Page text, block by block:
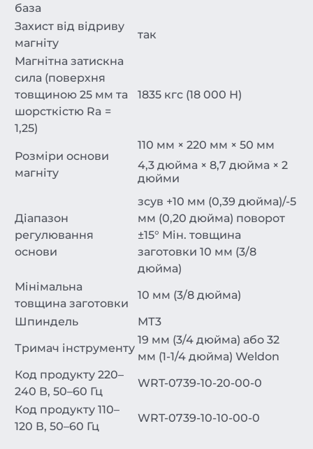
база
Захист від відриву
магніту
так
Магнітна затискна
сила (поверхня
товщиною 25 мм та
шорсткістю Ra =
1,25)
1835 кгс (18 000 Н)
Розміри основи
магніту
110 мм × 220 мм × 50 мм
4,3 дюйма × 8,7 дюйма × 2
дюйми
Діапазон
регулювання
основи
зсув +10 мм (0,39 дюйма)/-5
мм (0,20 дюйма) поворот
±15° Мін. товщина
заготовки 10 мм (3/8
дюйма)
Мінімальна
товщина заготовки
10 мм (3/8 дюйма)
Шпиндель
МТ3
Тримач інструменту
19 мм (3/4 дюйма) або 32
мм (1-1/4 дюйма) Weldon
Код продукту 220–
240 В, 50–60 Гц
WRT-0739-10-20-00-0
Код продукту 110–
120 В, 50–60 Гц
WRT-0739-10-10-00-0